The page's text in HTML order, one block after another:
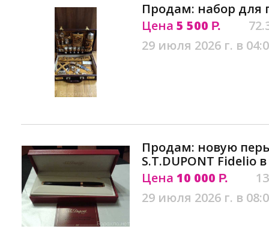
Продам: набор для
Цена 5 500 Р.
29 июля 2026 г. в
Продам: новую
S.T.DUPONT Fidelio
Цена 10 000 Р.
29 июля 2026 г. в